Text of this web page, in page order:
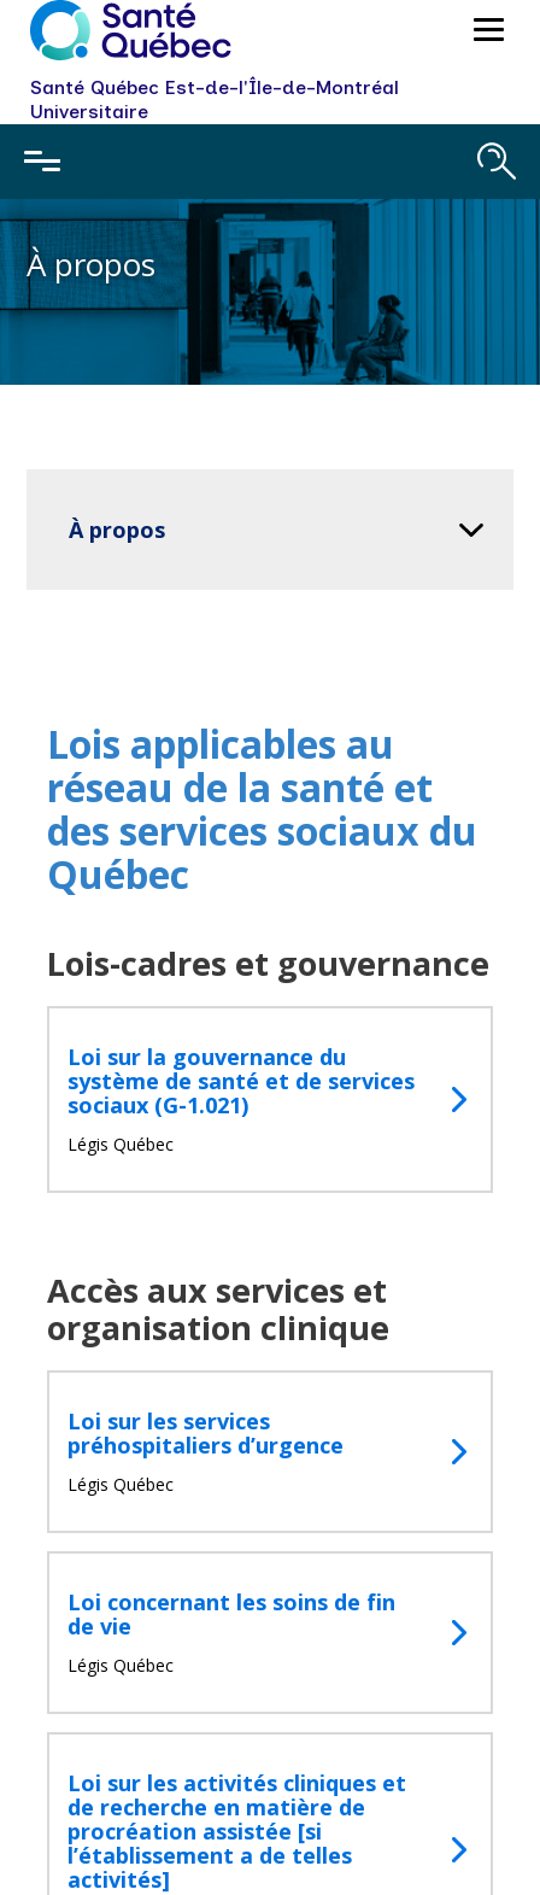
Santé Québec Est-de-l'Île-de-Montréal
Universitaire
À propos
À propos
Lois applicables au
réseau de la santé et
des services sociaux du
Québec
Lois-cadres et gouvernance
Loi sur la gouvernance du
système de santé et de services
sociaux (G-1.021)
Légis Québec
Accès aux services et
organisation clinique
Loi sur les services
préhospitaliers d’urgence
Légis Québec
Loi concernant les soins de fin
de vie
Légis Québec
Loi sur les activités cliniques et
de recherche en matière de
procréation assistée [si
l’établissement a de telles
activités]